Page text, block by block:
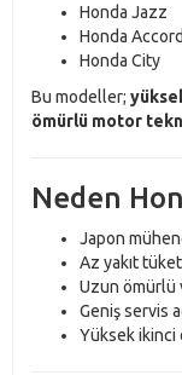
Honda Jazz
Honda Accord
Honda City
Bu modeller;
ömürlü motor
Neden
Japon
Az yakıt
Uzun ömürlü
Geniş servis
Yüksek ikinci